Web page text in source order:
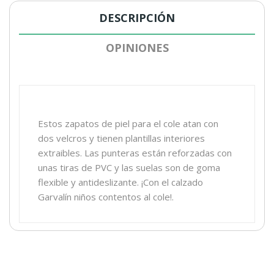
DESCRIPCIÓN
OPINIONES
Estos zapatos de piel para el cole atan con
dos velcros y tienen plantillas interiores
extraibles. Las punteras están reforzadas con
unas tiras de PVC y las suelas son de goma
flexible y antideslizante. ¡Con el calzado
Garvalín niños contentos al cole!.